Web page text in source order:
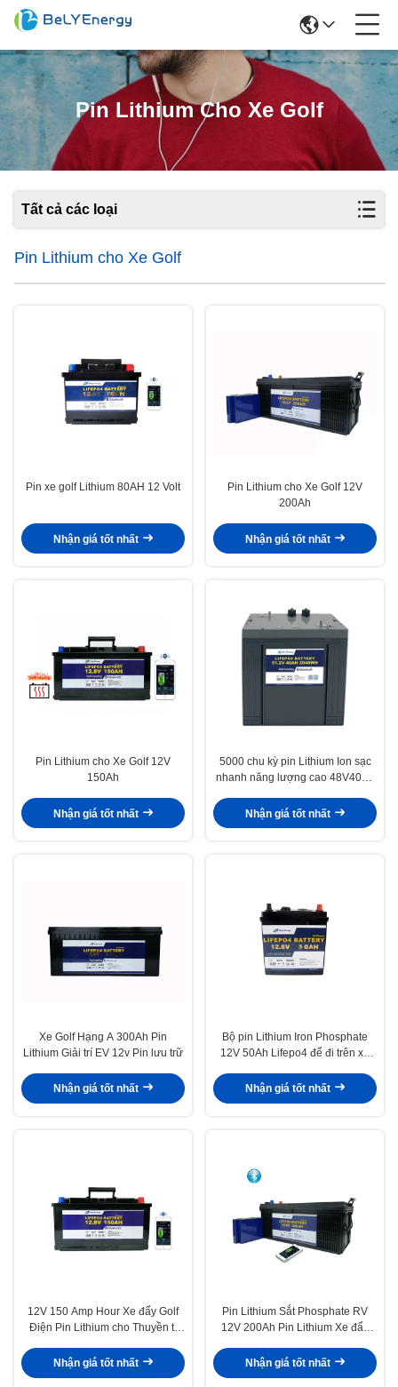
Pin Lithium Cho Xe Golf
Tất cả các loại
Pin Lithium cho Xe Golf
Pin xe golf Lithium 80AH 12 Volt
Nhận giá tốt nhất
Pin Lithium cho Xe Golf 12V
200Ah
Nhận giá tốt nhất
Pin Lithium cho Xe Golf 12V
150Ah
Nhận giá tốt nhất
5000 chu kỳ pin Lithium Ion sạc
nhanh năng lượng cao 48V40Ah
Nhận giá tốt nhất
Xe Golf Hạng A 300Ah Pin
Lithium Giải trí EV 12v Pin lưu trữ
Nhận giá tốt nhất
Bộ pin Lithium Iron Phosphate
12V 50Ah Lifepo4 để đi trên xe
Nhận giá tốt nhất
12V 150 Amp Hour Xe đẩy Golf
Điện Pin Lithium cho Thuyền tị
Nhận giá tốt nhất
Pin Lithium Sắt Phosphate RV
12V 200Ah Pin Lithium Xe đẩy
Nhận giá tốt nhất